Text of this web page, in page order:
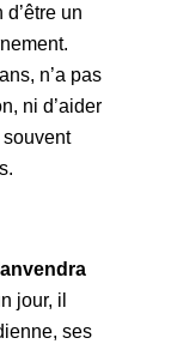
un
n’a pas
ni d’aider
jour, il
ses